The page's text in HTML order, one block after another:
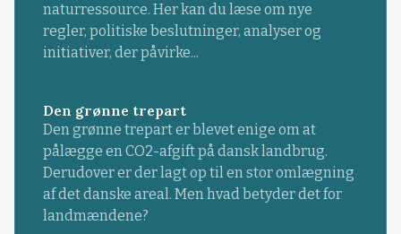
naturressource. Her kan du læse om nye
regler, politiske beslutninger, analyser og
initiativer, der påvirke...
Den grønne trepart
Den grønne trepart er blevet enige om at
pålægge en CO2-afgift på dansk landbrug.
Derudover er der lagt op til en stor omlægning
af det danske areal. Men hvad betyder det for
landmændene?